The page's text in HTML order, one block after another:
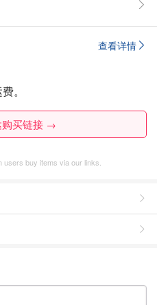
查看详情
。
购买链接 →
users buy items via our links.